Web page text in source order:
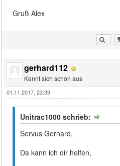
Gruß Alex
gerhard112
Kennt sich schon aus
01.11.2017, 23:39
Unitrac1000 schrieb:
Servus Gerhard,
Da kann ich dir helfen,